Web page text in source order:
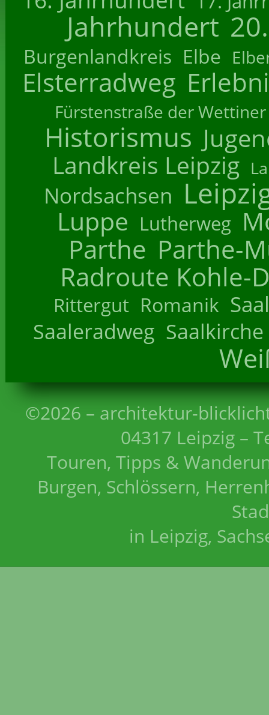
Jahrhundert
Burgenlandkreis Elbe
Elsterradweg
Fürstenstraße der Wettiner
Historismus
Landkreis Leipzig
Nordsachsen
Luppe Lutherweg
Parthe Parthe-
Radroute Kohle-
Rittergut Romanik
Saaleradweg Saalkirche
©2026 – architektur-
04317 Leipzig –
Touren, Tipps &
Burgen, Schlössern,
in Leipzig,